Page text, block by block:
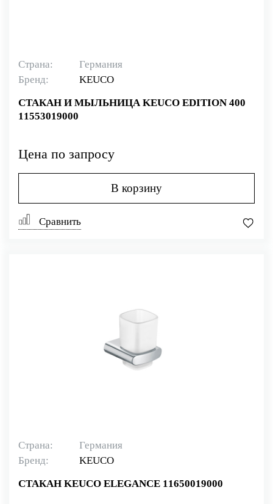
Страна:
Германия
Бренд:
KEUCO
СТАКАН И МЫЛЬНИЦА KEUCO EDITION 400
11553019000
Цена по запросу
В корзину
Сравнить
Страна:
Германия
Бренд:
KEUCO
СТАКАН KEUCO ELEGANCE 11650019000